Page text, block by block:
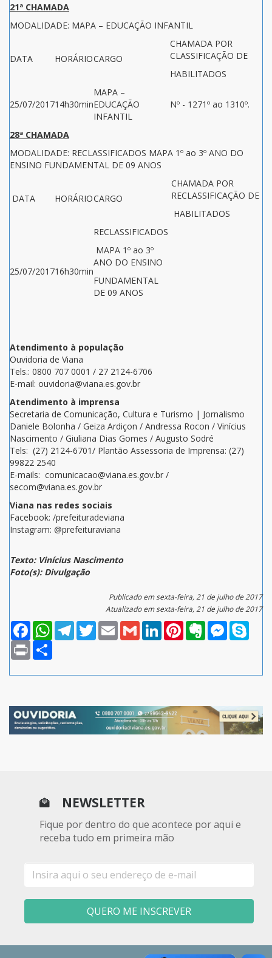
21ª CHAMADA
MODALIDADE: MAPA – EDUCAÇÃO INFANTIL
DATA HORÁRIOCARGO
CHAMADA POR
CLASSIFICAÇÃO DE
HABILITADOS
25/07/201714h30min
MAPA –
EDUCAÇÃO
INFANTIL
Nº - 1271º ao 1310º.
28ª CHAMADA
MODALIDADE: RECLASSIFICADOS MAPA 1º ao 3º ANO DO
ENSINO FUNDAMENTAL DE 09 ANOS
DATA HORÁRIOCARGO
CHAMADA POR
RECLASSIFICAÇÃO DE
HABILITADOS
25/07/201716h30min
RECLASSIFICADOS
MAPA 1º ao 3º
ANO DO ENSINO
FUNDAMENTAL
DE 09 ANOS
Atendimento à população
Ouvidoria de Viana
Tels.: 0800 707 0001 / 27 2124-6706
E-mail: ouvidoria@viana.es.gov.br
Atendimento à imprensa
Secretaria de Comunicação, Cultura e Turismo | Jornalismo
Daniele Bolonha / Geiza Ardiçon / Andressa Rocon / Vinícius
Nascimento / Giuliana Dias Gomes / Augusto Sodré
Tels: (27) 2124-6701/ Plantão Assessoria de Imprensa: (27)
99822 2540
E-mails: comunicacao@viana.es.gov.br /
secom@viana.es.gov.br
Viana nas redes sociais
Facebook: /prefeituradeviana
Instagram: @prefeituraviana
Texto: Vinícius Nascimento
Foto(s): Divulgação
Publicado em sexta-feira, 21 de julho de 2017
Atualizado em sexta-feira, 21 de julho de 2017
FacebookWhatsAppTelegramTwitterEmail Gmail LinkedInPinterestEvernoteMessenger
Print
NEWSLETTER
Fique por dentro do que acontece por aqui e
receba tudo em primeira mão
mail
QUERO ME INSCREVER